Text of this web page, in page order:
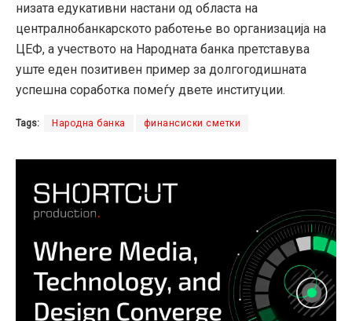
низата едукативни настани од областа на
централнобанкарското работење во организација на
ЦЕФ, а учеството на Народната банка претставува
уште еден позитивен пример за долгогодишната
успешна соработка помеѓу двете институции.
Tags: Народна банка финансиски сметки